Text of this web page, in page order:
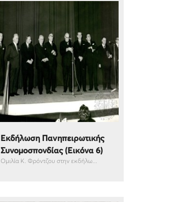
Εκδήλωση Πανηπειρωτικής
Συνομοσπονδίας (Εικόνα 6)
Ομιλία Κ. Φρόντζου στην εκδήλω...